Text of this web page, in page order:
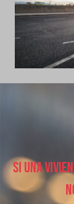
Si una